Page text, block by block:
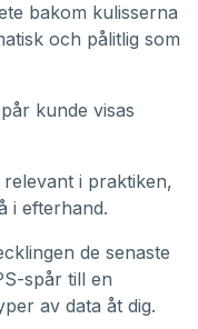
bakom kulisserna
och pålitlig som
kunde visas
i praktiken,
i efterhand.
de senaste
spår till en
av data åt dig.